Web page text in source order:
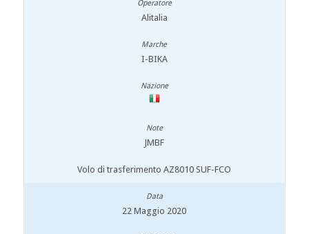
Alitalia
I-BIKA
JMBF
Volo di trasferimento AZ8010 SUF-FCO
22 Maggio 2020